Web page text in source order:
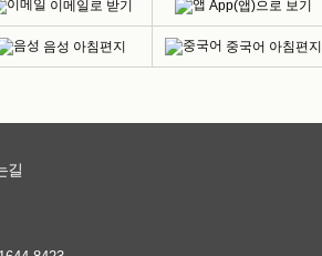
이메일로 받기 App(앱)으로 보기
음성 아침편지 중국어 아침편지
길